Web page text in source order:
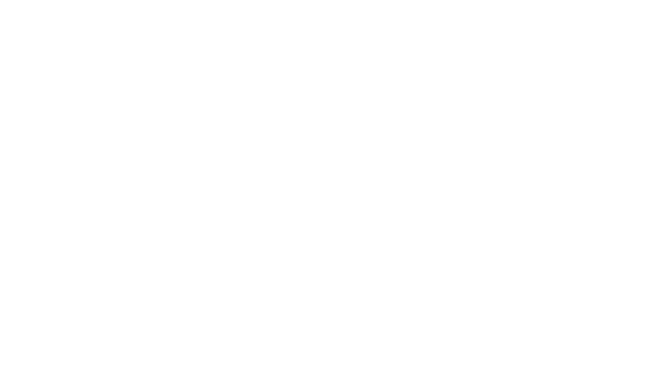
kada vaš iPad treba servis? Alpha servis nudi rješenja